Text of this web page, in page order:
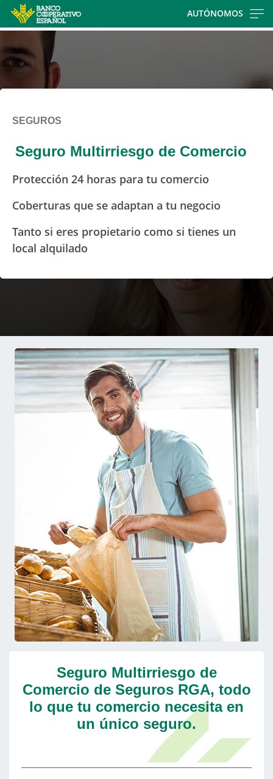
AUTÓNOMOS
SEGUROS
Seguro Multirriesgo de Comercio
Protección 24 horas para tu comercio
Coberturas que se adaptan a tu negocio
Tanto si eres propietario como si tienes un
local alquilado
Seguro Multirriesgo de
Comercio de Seguros RGA, todo
lo que tu comercio necesita en
un único seguro.